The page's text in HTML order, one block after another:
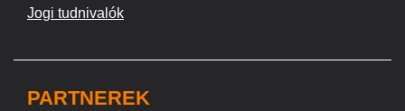
Jogi tudnivalók
PARTNEREK